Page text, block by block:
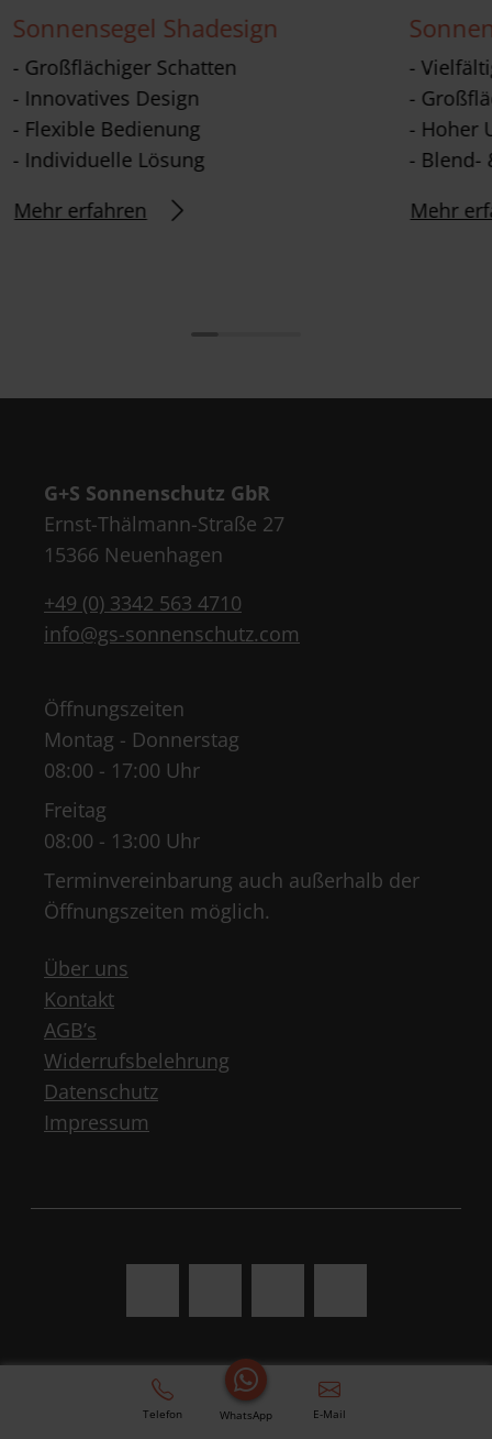
Sonnensegel Shadesign
- Großflächiger Schatten
- Innovatives Design
- Flexible Bedienung
- Individuelle Lösung
Mehr erfahren
-
-
- Hoher
- Blend-
Mehr
G+S Sonnenschutz GbR
Ernst-Thälmann-Straße 27
15366 Neuenhagen
+49 (0) 3342 563 4710
info@gs-sonnenschutz.com
Öffnungszeiten
Montag - Donnerstag
08:00 - 17:00 Uhr
Freitag
08:00 - 13:00 Uhr
Terminvereinbarung auch außerhalb der
Öffnungszeiten möglich.
Über uns
Kontakt
AGB’s
Widerrufsbelehrung
Datenschutz
Impressum
Telefon WhatsApp E-Mail